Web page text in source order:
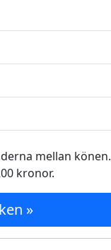
mellan könen.
kronor.
»